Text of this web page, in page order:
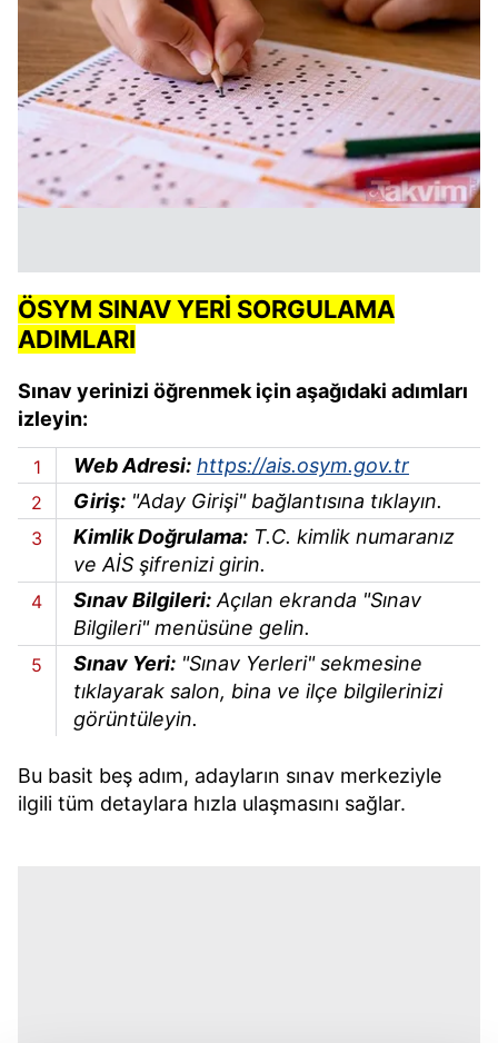
ÖSYM SINAV YERİ SORGULAMA
ADIMLARI
Sınav yerinizi öğrenmek için aşağıdaki adımları
izleyin:
Web Adresi: https://ais.osym.gov.tr
Giriş: "Aday Girişi" bağlantısına tıklayın.
Kimlik Doğrulama: T.C. kimlik numaranız
ve AİS şifrenizi girin.
Sınav Bilgileri: Açılan ekranda "Sınav
Bilgileri" menüsüne gelin.
Sınav Yeri: "Sınav Yerleri" sekmesine
tıklayarak salon, bina ve ilçe bilgilerinizi
görüntüleyin.
Bu basit beş adım, adayların sınav merkeziyle
ilgili tüm detaylara hızla ulaşmasını sağlar.